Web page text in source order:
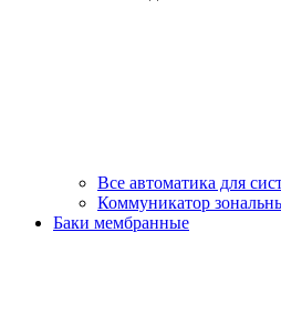
Все автоматика для
Коммуникатор
Баки мембранные